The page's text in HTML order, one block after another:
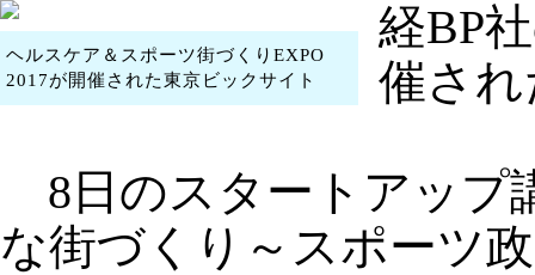
ヘルスケア＆スポーツ街づくりEXPO
2017が開催された東京ビックサイト
経BP
催さ
8日のスタートアップ
な街づくり～スポーツ